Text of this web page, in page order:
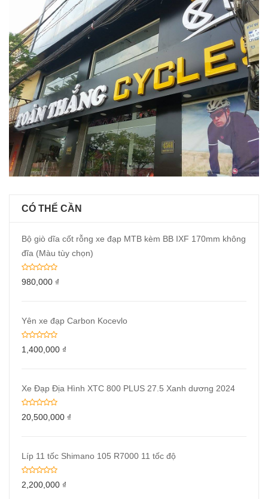
CÓ THỂ CẦN
Bộ giò dĩa cốt rỗng xe đạp MTB kèm BB IXF 170mm không
đĩa (Màu tùy chọn)
980,000 ₫
Yên xe đạp Carbon Kocevlo
1,400,000 ₫
Xe Đạp Địa Hình XTC 800 PLUS 27.5 Xanh dương 2024
20,500,000 ₫
Líp 11 tốc Shimano 105 R7000 11 tốc độ
2,200,000 ₫